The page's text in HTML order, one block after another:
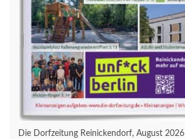
Die Dorfzeitung Reinickendorf, August 2026